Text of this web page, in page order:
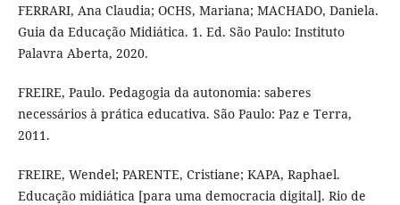
FERRARI, Ana Claudia; OCHS, Mariana; MACHADO, Daniela.
Guia da Educação Midiática. 1. Ed. São Paulo: Instituto
Palavra Aberta, 2020.
FREIRE, Paulo. Pedagogia da autonomia: saberes
necessários à prática educativa. São Paulo: Paz e Terra,
2011.
FREIRE, Wendel; PARENTE, Cristiane; KAPA, Raphael.
Educação midiática [para uma democracia digital]. Rio de